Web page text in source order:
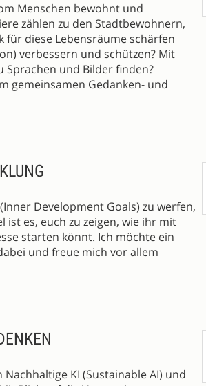
Menschen bewohnt und
zählen zu den Stadtbewohnern,
für diese Lebensräume schärfen
verbessern und schützen? Mit
Sprachen und Bilder finden?
gemeinsamen Gedanken- und
Development Goals) zu werfen,
ist es, euch zu zeigen, wie ihr mit
starten könnt. Ich möchte ein
und freue mich vor allem
KI (Sustainable AI) und